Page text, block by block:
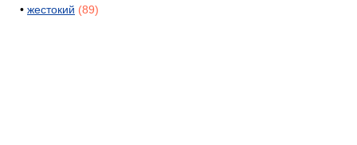
• жестокий (89)